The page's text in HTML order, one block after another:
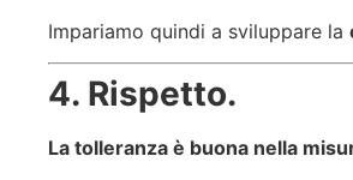
Impariamo quindi a sviluppare la
4. Rispetto.
La tolleranza è buona nella